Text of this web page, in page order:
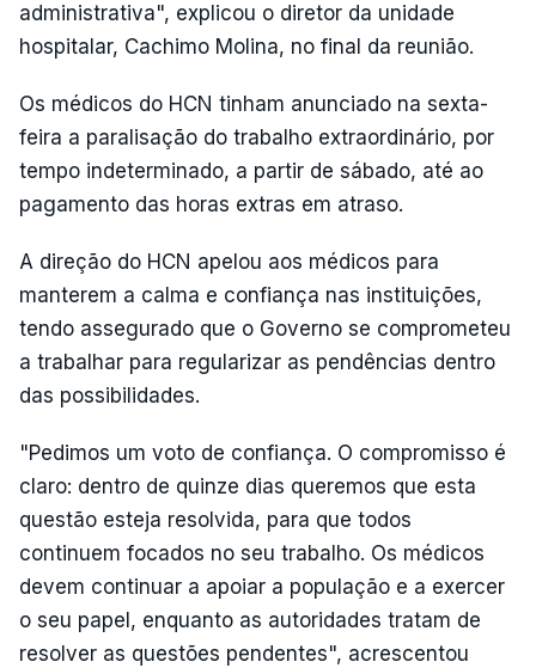
administrativa", explicou o diretor da unidade
hospitalar, Cachimo Molina, no final da reunião.
Os médicos do HCN tinham anunciado na sexta-
feira a paralisação do trabalho extraordinário, por
tempo indeterminado, a partir de sábado, até ao
pagamento das horas extras em atraso.
A direção do HCN apelou aos médicos para
manterem a calma e confiança nas instituições,
tendo assegurado que o Governo se comprometeu
a trabalhar para regularizar as pendências dentro
das possibilidades.
"Pedimos um voto de confiança. O compromisso é
claro: dentro de quinze dias queremos que esta
questão esteja resolvida, para que todos
continuem focados no seu trabalho. Os médicos
devem continuar a apoiar a população e a exercer
o seu papel, enquanto as autoridades tratam de
resolver as questões pendentes", acrescentou